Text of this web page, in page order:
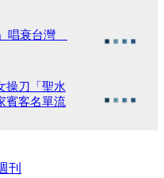
唱衰台灣
操刀「聖水
客名單流
刊